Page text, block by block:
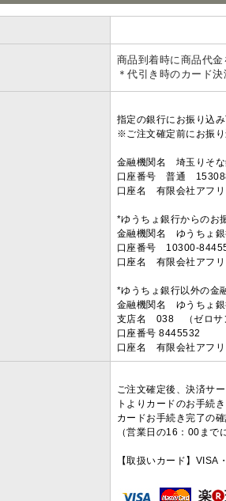
商品到着時に商品代
＊代引き時のカード
指定の銀行にお振り込
※ご注文確定前にお振
金融機関名 埼玉りそ
口座番号 普通
口座名 有限会社アフ
*ゆうちょ銀行からのお
金融機関名 ゆうちょ
口座番号 10300-
口座名 有限会社アフ
*ゆうちょ銀行以外の金
金融機関名 ゆうちょ
支店名 038 （ゼロサ
口座番号 8445532
口座名 有限会社アフ
ご注文確定後、決済サ
トよりカードのお手続
カードお手続き完了の
（営業日の16：00ま
【取扱いカード】